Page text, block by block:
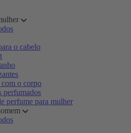
o cabelo
o corpo
perfumados
perfume para mulher